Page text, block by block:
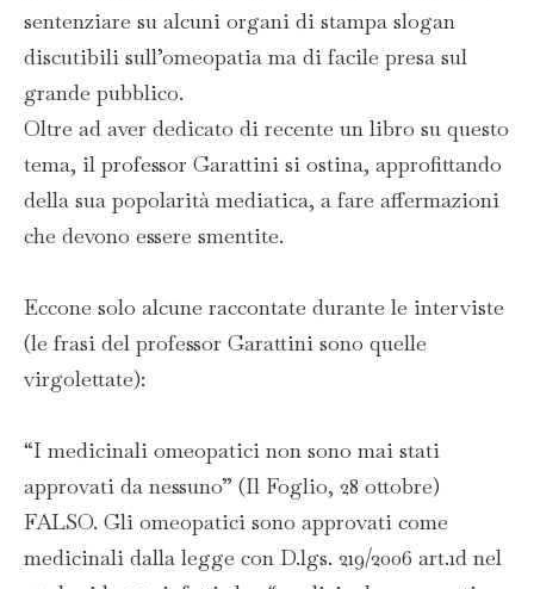
sentenziare su alcuni organi di stampa slogan
discutibili sull’omeopatia ma di facile presa sul
grande pubblico.
Oltre ad aver dedicato di recente un libro su questo
tema, il professor Garattini si ostina, approfittando
della sua popolarità mediatica, a fare affermazioni
che devono essere smentite.
Eccone solo alcune raccontate durante le interviste
(le frasi del professor Garattini sono quelle
virgolettate):
“I medicinali omeopatici non sono mai stati
approvati da nessuno” (Il Foglio, 28 ottobre)
FALSO. Gli omeopatici sono approvati come
medicinali dalla legge con D.lgs. 219/2006 art.1d nel